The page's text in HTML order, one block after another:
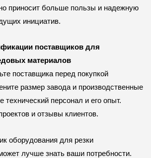
приносит больше пользы и надежную
инициатив.
поставщиков для
материалов
поставщика перед покупкой
размер завода и производственные
персонал и его опыт.
и отзывы клиентов.
оборудования для резки
лучше знать ваши потребности.